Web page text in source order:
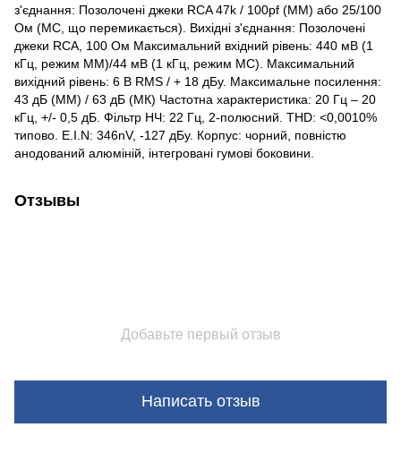
з'єднання: Позолочені джеки RCA 47k / 100pf (MM) або 25/100
Ом (MC, що перемикається). Вихідні з'єднання: Позолочені
джеки RCA, 100 Ом Максимальний вхідний рівень: 440 мВ (1
кГц, режим MM)/44 мВ (1 кГц, режим MC). Максимальний
вихідний рівень: 6 В RMS / + 18 дБу. Максимальне посилення:
43 дБ (ММ) / 63 дБ (МК) Частотна характеристика: 20 Гц – 20
кГц, +/- 0,5 дБ. Фільтр НЧ: 22 Гц, 2-полюсний. THD: <0,0010%
типово. E.I.N: 346nV, -127 дБу. Корпус: чорний, повністю
анодований алюміній, інтегровані гумові боковини.
Отзывы
Добавьте первый отзыв
Написать отзыв